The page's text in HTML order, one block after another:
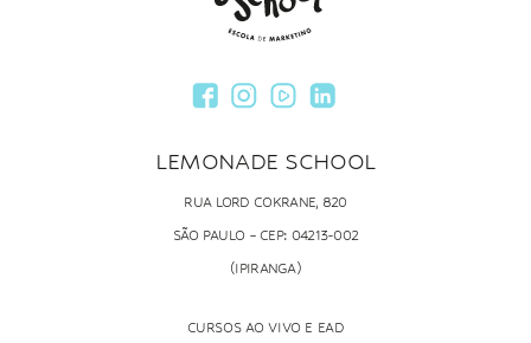
LEMONADE SCHOOL
RUA LORD COKRANE, 820
SÃO PAULO – CEP: 04213-002
(IPIRANGA)
CURSOS AO VIVO E EAD